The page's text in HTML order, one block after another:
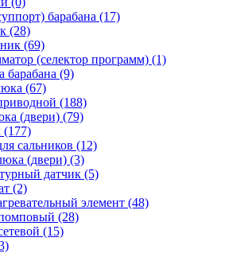
барабана (17)
(28)
(69)
(селектор программ) (1)
барабана (9)
(67)
(188)
(двери) (79)
(177)
сальников (12)
(двери) (3)
датчик (5)
(2)
элемент (48)
(28)
(15)